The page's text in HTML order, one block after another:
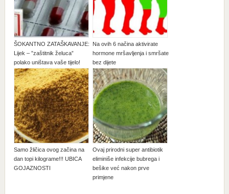
ŠOKANTNO ZATAŠKAVANJE:
Lijek – ”zaštitnik želuca”
polako uništava vaše tijelo!
Na ovih 6 načina aktivirate
hormone mršavljenja i smršate
bez dijete
Samo žličica ovog začina na
dan topi kilograme!!! UBICA
GOJAZNOSTI
Ovaj prirodni super antibiotik
eliminiše infekcije bubrega i
bešike već nakon prve
primjene